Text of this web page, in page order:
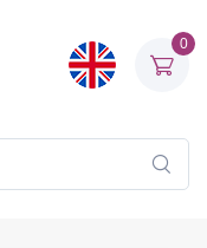
0